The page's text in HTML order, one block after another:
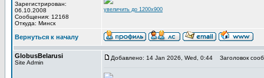
Зарегистрирован:
06.10.2008
Сообщения: 12168
Откуда: Минск
увеличить до 1200x900
Вернуться к началу
GlobusBelarusi
Site Admin
Добавлено: 14 Jan 2026, Wed, 0:44 Заголовок